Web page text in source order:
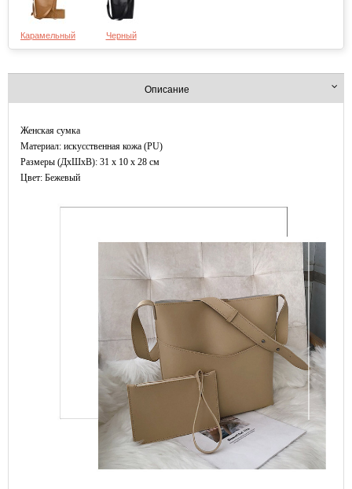
Карамельный Черный
Описание
Женская сумка
Материал: искусственная кожа (PU)
Размеры (ДxШхВ): 31 x 10 x 28 см
Цвет: Бежевый